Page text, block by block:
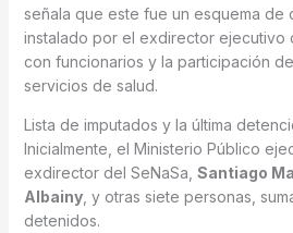
señala que este fue un esquema de
instalado por el exdirector ejecutivo
con funcionarios y la participación
servicios de salud.
Lista de imputados y la última
Inicialmente, el Ministerio Público
exdirector del SeNaSa, Santiago
Albainy, y otras siete personas,
detenidos.